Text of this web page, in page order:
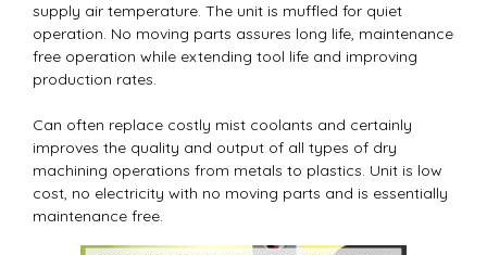
supply air temperature. The unit is muffled for quiet
operation. No moving parts assures long life, maintenance
free operation while extending tool life and improving
production rates.
Can often replace costly mist coolants and certainly
improves the quality and output of all types of dry
machining operations from metals to plastics. Unit is low
cost, no electricity with no moving parts and is essentially
maintenance free.